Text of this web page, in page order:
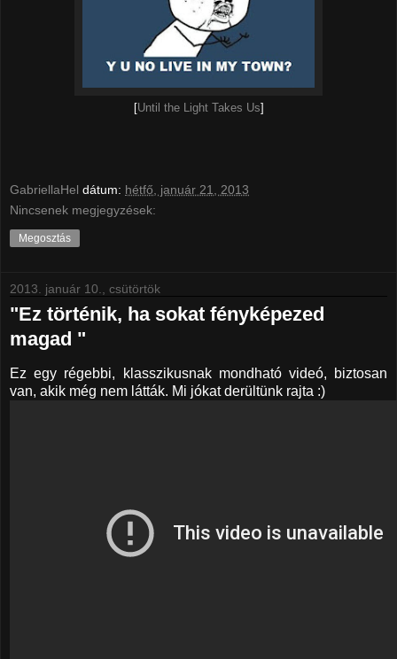
[Until the Light Takes Us]
GabriellaHel dátum: hétfő, január 21, 2013
Nincsenek megjegyzések:
Megosztás
2013. január 10., csütörtök
"Ez történik, ha sokat fényképezed
magad "
Ez egy régebbi, klasszikusnak mondható videó, biztosan
van, akik még nem látták. Mi jókat derültünk rajta :)